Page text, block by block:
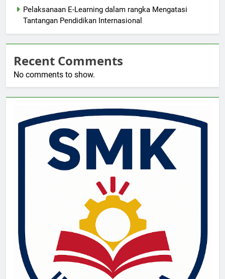
Pelaksanaan E-Learning dalam rangka Mengatasi
Tantangan Pendidikan Internasional
Recent Comments
No comments to show.